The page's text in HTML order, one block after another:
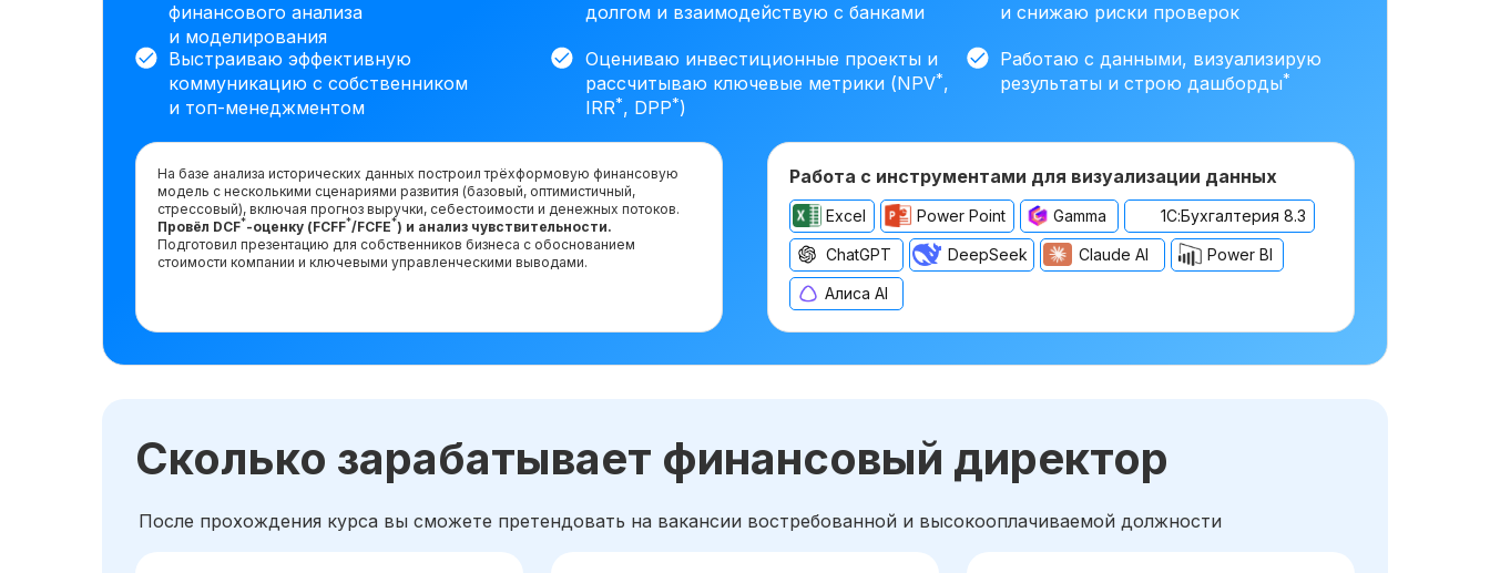
финансового анализа
и моделирования
Выстраиваю эффективную
коммуникацию с собственником
и топ-менеджментом
и снижаю риски проверок
долгом и взаимодействую с банками
Работаю с данными, визуализирую
результаты и строю дашборды*
Оцениваю инвестиционные проекты и
рассчитываю ключевые метрики (NPV*,
IRR*, DPP*)
На базе анализа исторических данных построил трёхформовую финансовую
модель с несколькими сценариями развития (базовый, оптимистичный,
стрессовый), включая прогноз выручки, себестоимости и денежных потоков.
Провёл DCF*-оценку (FCFF*/FCFE*) и анализ чувствительности.
Подготовил презентацию для собственников бизнеса с обоснованием
стоимости компании и ключевыми управленческими выводами.
Power BI
Работа с инструментами для визуализации данных
Excel Power Point
ChatGPT
1С:Бухгалтерия 8.3
Gamma
DeepSeek Claude AI
Алиса AI
Сколько зарабатывает финансовый директор
После прохождения курса вы сможете претендовать на вакансии востребованной и высокооплачиваемой должности